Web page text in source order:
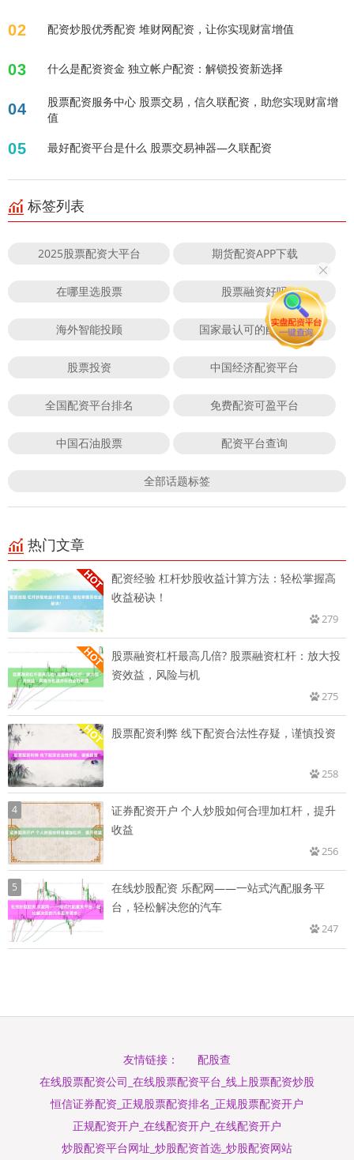
02 配资炒股优秀配资 堆财网配资，让你实现财富增值
03 什么是配资资金 独立帐户配资：解锁投资新选择
04
股票配资服务中心 股票交易，信久联配资，助您实现财富增
值
05 最好配资平台是什么 股票交易神器—久联配资
标签列表
2025股票配资大平台 期货配资APP下载
在哪里选股票 股票融资好吗
海外智能投顾 国家最认可的配资平台
股票投资 中国经济配资平台
全国配资平台排名 免费配资可盈平台
中国石油股票 配资平台查询
全部话题标签
热门文章
配资经验 杠杆炒股收益计算方法：轻松掌握高
收益秘诀！
279
股票融资杠杆最高几倍? 股票融资杠杆：放大投
资效益，风险与机
275
股票配资利弊 线下配资合法性存疑，谨慎投资
258
4
证券配资开户 个人炒股如何合理加杠杆，提升
收益
256
5
在线炒股配资 乐配网——一站式汽配服务平
台，轻松解决您的汽车
247
友情链接：
配股查
在线股票配资公司_在线股票配资平台_线上股票配资炒股
恒信证券配资_正规股票配资排名_正规股票配资开户
正规配资开户_在线配资开户_在线配资开户
炒股配资平台网址_炒股配资首选_炒股配资网站